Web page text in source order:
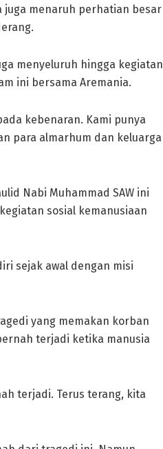
juga menaruh perhatian besar
menyeluruh hingga kegiatan
ini bersama Aremania.
kebenaran. Kami punya
para almarhum dan keluarga
Nabi Muhammad SAW ini
sosial kemanusiaan
sejak awal dengan misi
yang memakan korban
terjadi ketika manusia
terjadi. Terus terang, kita